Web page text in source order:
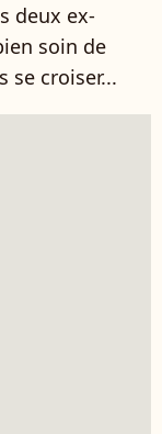
deux ex-
soin de
se croiser...